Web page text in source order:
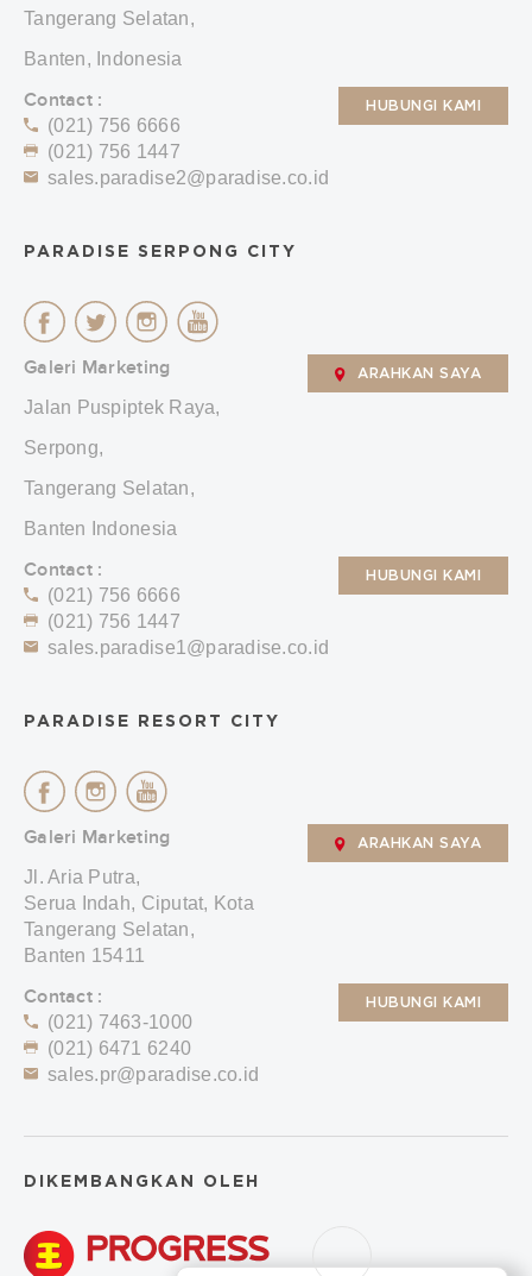
Tangerang Selatan,
Banten, Indonesia
Contact :
(021) 756 6666
(021) 756 1447
sales.paradise2@paradise.co.id
HUBUNGI KAMI
PARADISE SERPONG CITY
Galeri Marketing
Jalan Puspiptek Raya,
Serpong,
Tangerang Selatan,
Banten Indonesia
ARAHKAN SAYA
Contact :
(021) 756 6666
(021) 756 1447
sales.paradise1@paradise.co.id
HUBUNGI KAMI
PARADISE RESORT CITY
Galeri Marketing
Jl. Aria Putra,
Serua Indah, Ciputat, Kota
Tangerang Selatan,
Banten 15411
ARAHKAN SAYA
Contact :
(021) 7463-1000
(021) 6471 6240
sales.pr@paradise.co.id
HUBUNGI KAMI
DIKEMBANGKAN OLEH